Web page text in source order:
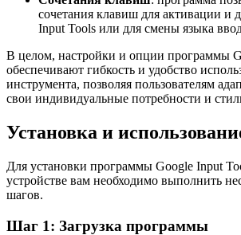
сочетания клавиш для активации и
Input Tools или для смены языка
В целом, настройки и опции программы
обеспечивают гибкость и удобство
инструмента, позволяя пользователям
свои индивидуальные потребности и
Установка и
Для установки программы Google Input
устройстве вам необходимо выполнить
шагов.
Шаг 1: Загрузка программы